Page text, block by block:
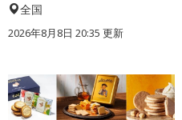
全国
2026年8月8日 20:35 更新